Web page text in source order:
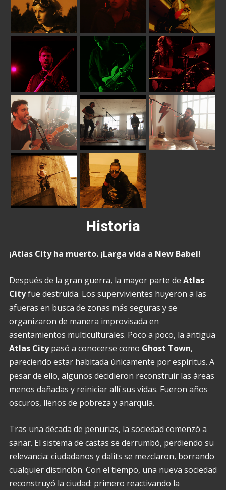
Historia
¡Atlas City ha muerto. ¡Larga vida a New Babel!
Después de la gran guerra, la mayor parte de Atlas
Cityfue destruida. Los supervivientes huyeron a las
afueras en busca de zonas más seguras y se
organizaron de manera improvisada en
asentamientos multiculturales. Poco a poco, la antigua
Atlas Citypasó a conocerse como Ghost Town,
pareciendo estar habitada únicamente por espíritus. A
pesar de ello, algunos decidieron reconstruir las áreas
menos dañadas y reiniciar allí sus vidas. Fueron años
oscuros, llenos de pobreza y anarquía.
Tras una década de penurias, la sociedad comenzó a
sanar. El sistema de castas se derrumbó, perdiendo su
relevancia: ciudadanos y dalits se mezclaron, borrando
cualquier distinción. Con el tiempo, una nueva sociedad
reconstruyó la ciudad: primero reactivando la